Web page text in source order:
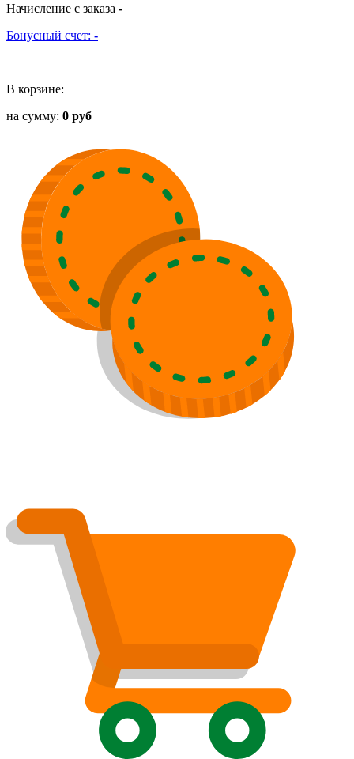
Начисление с заказа -
Бонусный счет: -
В корзине:
на сумму: 0 руб